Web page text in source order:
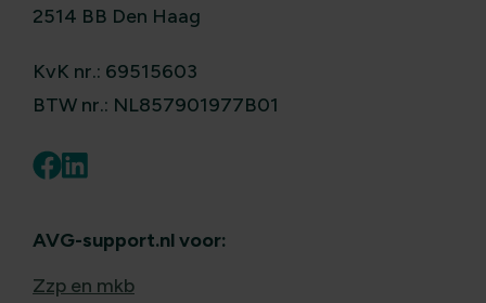
2514 BB Den Haag
KvK nr.: 69515603
BTW nr.: NL857901977B01
AVG-support.nl voor:
Zzp en mkb